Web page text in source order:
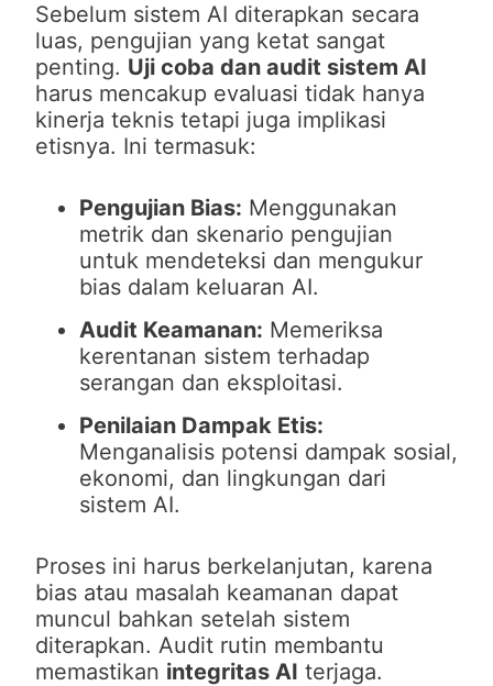
Sebelum sistem AI diterapkan secara
luas, pengujian yang ketat sangat
penting. Uji coba dan audit sistem AI
harus mencakup evaluasi tidak hanya
kinerja teknis tetapi juga implikasi
etisnya. Ini termasuk:
Pengujian Bias: Menggunakan
metrik dan skenario pengujian
untuk mendeteksi dan mengukur
bias dalam keluaran AI.
Audit Keamanan: Memeriksa
kerentanan sistem terhadap
serangan dan eksploitasi.
Penilaian Dampak Etis:
Menganalisis potensi dampak sosial,
ekonomi, dan lingkungan dari
sistem AI.
Proses ini harus berkelanjutan, karena
bias atau masalah keamanan dapat
muncul bahkan setelah sistem
diterapkan. Audit rutin membantu
memastikan integritas AI terjaga.